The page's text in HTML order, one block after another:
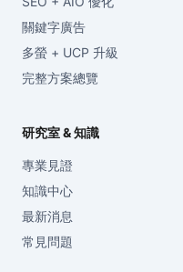
關鍵字廣告
多螢 + UCP 升級
完整方案總覽
研究室 & 知識
專業見證
知識中心
最新消息
常見問題